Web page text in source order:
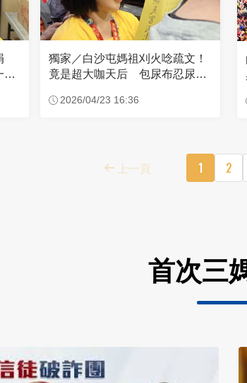
靠
獨家／白沙屯媽祖刈火唸疏文！
竟是超大咖天后 包尿布忍尿5
2026/04/23 16:36
上一頁 1 2
首次三